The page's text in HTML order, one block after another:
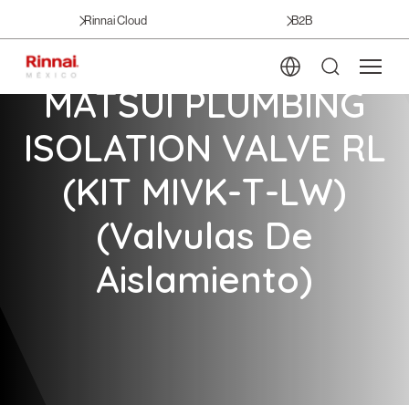
Rinnai Cloud B2B
MATSUI PLUMBING
ISOLATION VALVE RL
(KIT MIVK-T-LW)
(Valvulas De
Aislamiento)